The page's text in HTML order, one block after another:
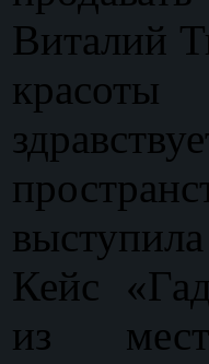
Виталий
Кейс
из